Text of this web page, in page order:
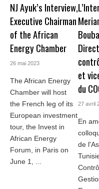
NJ Ayuk’s Interview,
Executive Chairman
of the African
Energy Chamber
26 mai 2023
The African Energy
Chamber will host
the French leg of its
European investment
tour, the Invest in
African Energy
Forum, in Paris on
June 1, ...
et
du
27 avril
En
de